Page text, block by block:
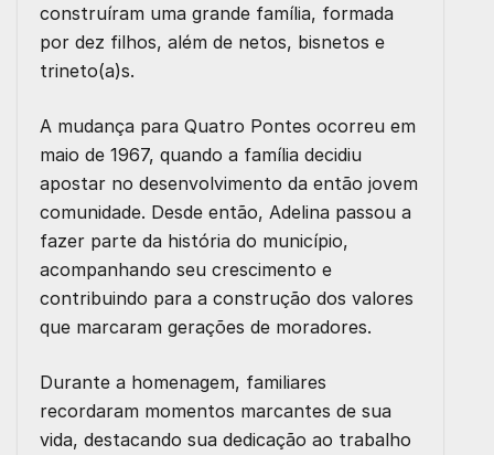
construíram uma grande família, formada
por dez filhos, além de netos, bisnetos e
trineto(a)s.
A mudança para Quatro Pontes ocorreu em
maio de 1967, quando a família decidiu
apostar no desenvolvimento da então jovem
comunidade. Desde então, Adelina passou a
fazer parte da história do município,
acompanhando seu crescimento e
contribuindo para a construção dos valores
que marcaram gerações de moradores.
Durante a homenagem, familiares
recordaram momentos marcantes de sua
vida, destacando sua dedicação ao trabalho